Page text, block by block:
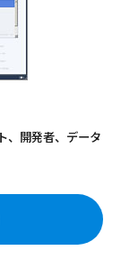
、開発者、データ